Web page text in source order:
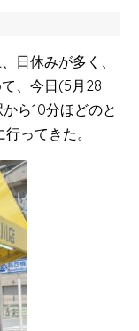
日休みが多く、
、今日(5月28
ら10分ほどのと
ってきた。